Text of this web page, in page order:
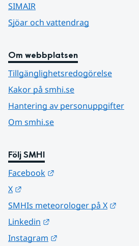
SIMAIR
Sjöar och vattendrag
Om webbplatsen
Tillgänglighetsredogörelse
Kakor på smhi.se
Hantering av personuppgifter
Om smhi.se
Följ SMHI
Facebook
X
SMHIs meteorologer på X
Linkedin
Instagram